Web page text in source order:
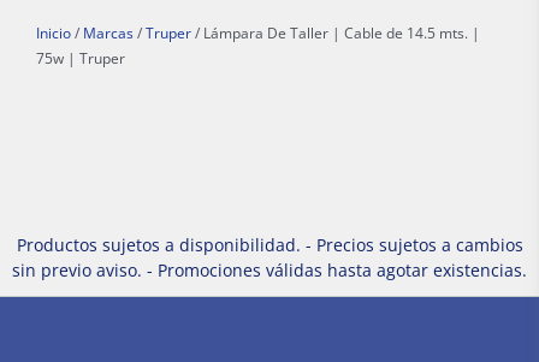
Inicio / Marcas / Truper / Lámpara De Taller | Cable de 14.5 mts. |
75w | Truper
Productos sujetos a disponibilidad. - Precios sujetos a cambios
sin previo aviso. - Promociones válidas hasta agotar existencias.